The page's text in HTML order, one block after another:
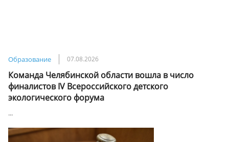
Образование 07.08.2026
Команда Челябинской области вошла в число
финалистов IV Всероссийского детского
экологического форума
...